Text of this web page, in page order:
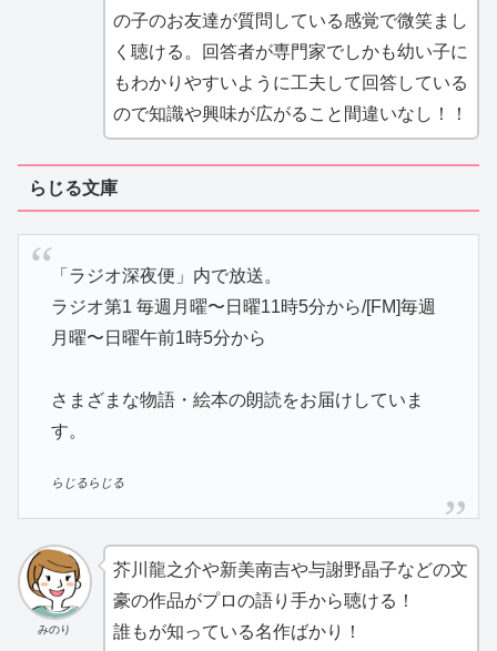
の子のお友達が質問している感覚で微笑まし
く聴ける。回答者が専門家でしかも幼い子に
もわかりやすいように工夫して回答している
ので知識や興味が広がること間違いなし！！
らじる文庫
「ラジオ深夜便」内で放送。
ラジオ第1 毎週月曜〜日曜11時5分から/[FM]毎週
月曜〜日曜午前1時5分から
さまざまな物語・絵本の朗読をお届けしていま
す。
らじるらじる
みのり
芥川龍之介や新美南吉や与謝野晶子などの文
豪の作品がプロの語り手から聴ける！
誰もが知っている名作ばかり！